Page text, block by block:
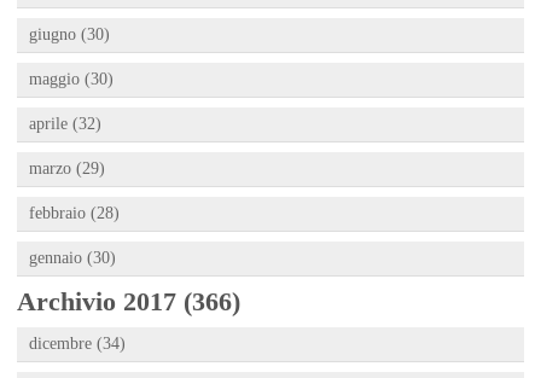
giugno (30)
maggio (30)
aprile (32)
marzo (29)
febbraio (28)
gennaio (30)
Archivio 2017 (366)
dicembre (34)